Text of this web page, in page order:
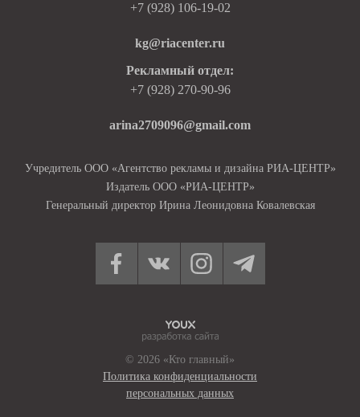
+7 (928) 106-19-02
kg@riacenter.ru
Рекламный отдел:
+7 (928) 270-90-96
arina2709096@gmail.com
Учредитель ООО «Агентство рекламы и дизайна РИА-ЦЕНТР»
Издатель ООО «РИА-ЦЕНТР»
Генеральный директор Ирина Леонидовна Ковалевская
© 2026 «Кто главный»
Политика конфиденциальности
персональных данных